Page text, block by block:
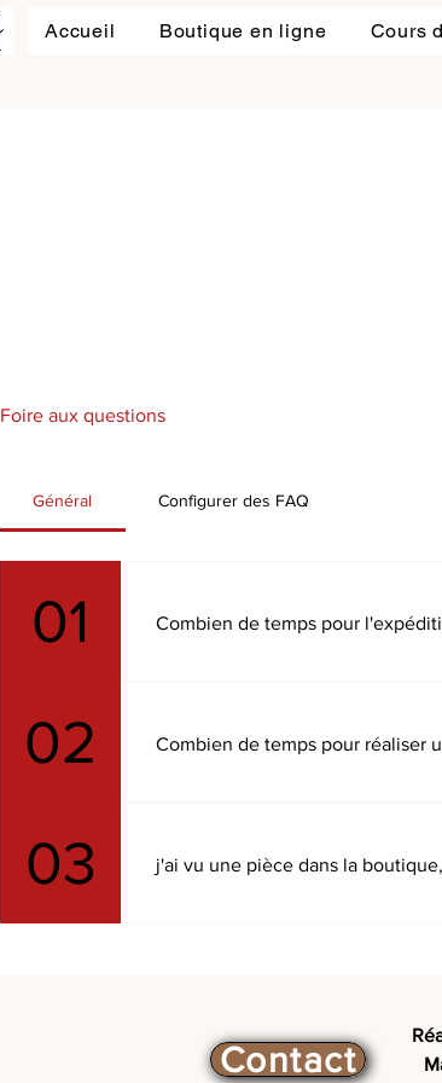
Accueil Boutique en ligne Cours
Foire aux questions
Général Configurer des FAQ
01 Combien de temps pour
02 Combien de temps pour réaliser
03 j'ai vu une pièce dans la
Contact